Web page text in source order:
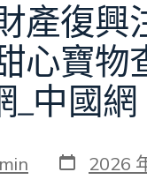
產復興
心寶物
_中國網
發
表
2026